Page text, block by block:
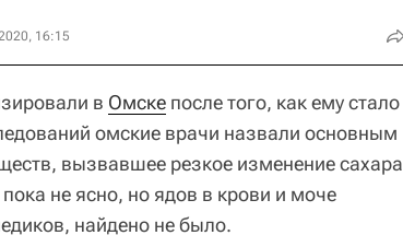
16:15
в Омске после того, как ему стало
омские врачи назвали основным
вызвавшее резкое изменение сахара
не ясно, но ядов в крови и моче
найдено не было.